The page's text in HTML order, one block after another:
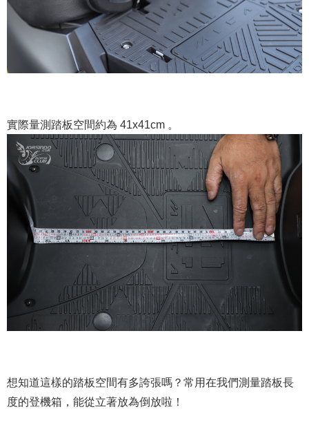
實際量測踏板空間約為 41x41cm 。
想知道這樣的踏板空間有多誇張嗎？常用在我們測量踏板長
度的登機箱，能從立著放為倒放啦！